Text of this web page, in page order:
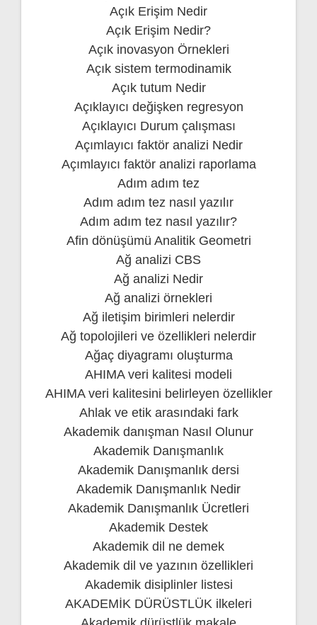
Açık Erişim Nedir
Açık Erişim Nedir?
Açık inovasyon Örnekleri
Açık sistem termodinamik
Açık tutum Nedir
Açıklayıcı değişken regresyon
Açıklayıcı Durum çalışması
Açımlayıcı faktör analizi Nedir
Açımlayıcı faktör analizi raporlama
Adım adım tez
Adım adım tez nasıl yazılır
Adım adım tez nasıl yazılır?
Afin dönüşümü Analitik Geometri
Ağ analizi CBS
Ağ analizi Nedir
Ağ analizi örnekleri
Ağ iletişim birimleri nelerdir
Ağ topolojileri ve özellikleri nelerdir
Ağaç diyagramı oluşturma
AHIMA veri kalitesi modeli
AHIMA veri kalitesini belirleyen özellikler
Ahlak ve etik arasındaki fark
Akademik danışman Nasıl Olunur
Akademik Danışmanlık
Akademik Danışmanlık dersi
Akademik Danışmanlık Nedir
Akademik Danışmanlık Ücretleri
Akademik Destek
Akademik dil ne demek
Akademik dil ve yazının özellikleri
Akademik disiplinler listesi
AKADEMİK DÜRÜSTLÜK ilkeleri